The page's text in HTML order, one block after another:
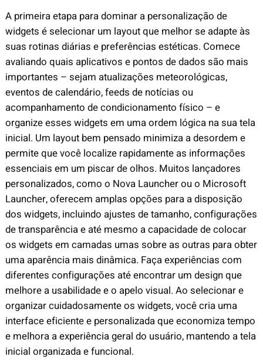
A primeira etapa para dominar a personalização de
widgets é selecionar um layout que melhor se adapte às
suas rotinas diárias e preferências estéticas. Comece
avaliando quais aplicativos e pontos de dados são mais
importantes – sejam atualizações meteorológicas,
eventos de calendário, feeds de notícias ou
acompanhamento de condicionamento físico – e
organize esses widgets em uma ordem lógica na sua tela
inicial. Um layout bem pensado minimiza a desordem e
permite que você localize rapidamente as informações
essenciais em um piscar de olhos. Muitos lançadores
personalizados, como o Nova Launcher ou o Microsoft
Launcher, oferecem amplas opções para a disposição
dos widgets, incluindo ajustes de tamanho, configurações
de transparência e até mesmo a capacidade de colocar
os widgets em camadas umas sobre as outras para obter
uma aparência mais dinâmica. Faça experiências com
diferentes configurações até encontrar um design que
melhore a usabilidade e o apelo visual. Ao selecionar e
organizar cuidadosamente os widgets, você cria uma
interface eficiente e personalizada que economiza tempo
e melhora a experiência geral do usuário, mantendo a tela
inicial organizada e funcional.